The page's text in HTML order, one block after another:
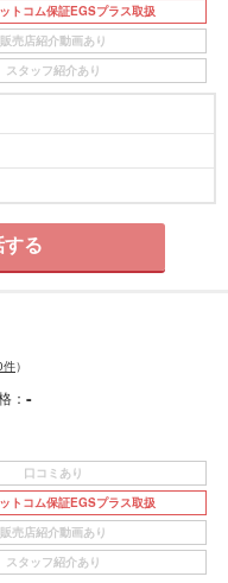
トコム保証EGSプラス取扱
販売店紹介動画あり
スタッフ紹介あり
する
件）
-
口コミあり
トコム保証EGSプラス取扱
販売店紹介動画あり
スタッフ紹介あり